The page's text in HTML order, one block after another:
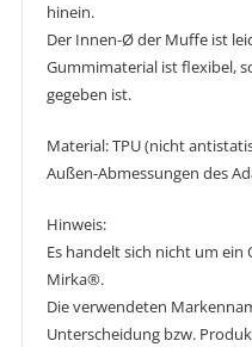
hinein.
Der Innen-Ø der Muffe ist
Gummimaterial ist flexibel,
gegeben ist.
Material: TPU (nicht
Außen-Abmessungen des
Hinweis:
Es handelt sich nicht um
Mirka®.
Die verwendeten
Unterscheidung bzw.